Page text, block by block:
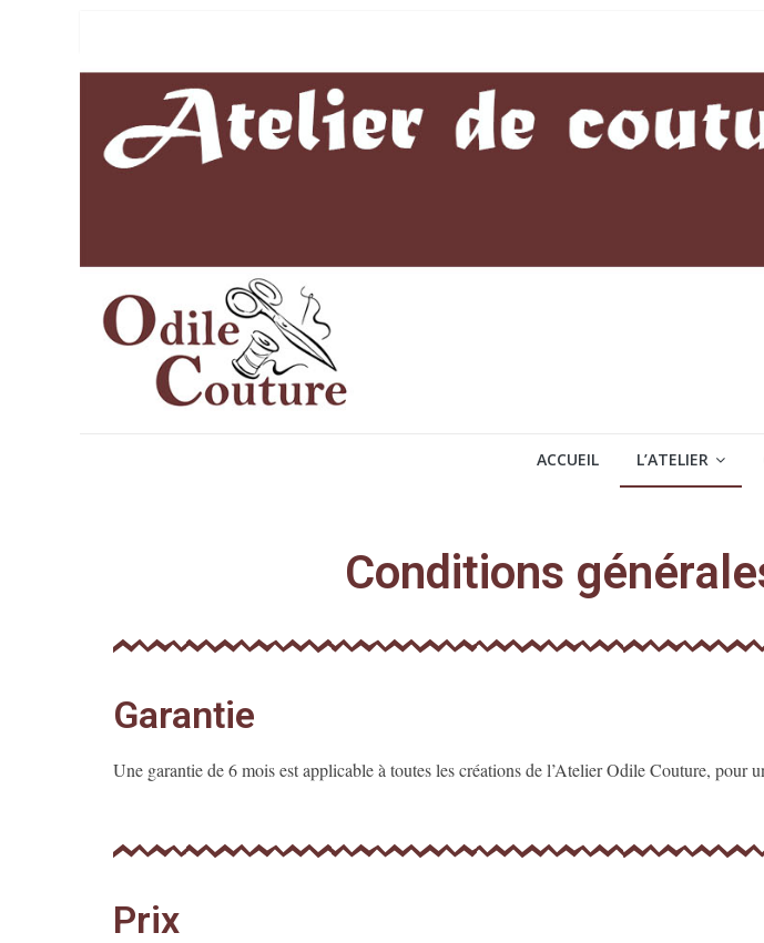
ACCUEIL L’ATELIER
Conditions
Garantie
Une garantie de 6 mois est applicable à toutes les créations de l’Atelier Odile Couture, pour
Prix